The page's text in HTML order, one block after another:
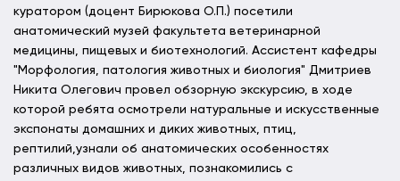
куратором (доцент Бирюкова О.П.) посетили
анатомический музей факультета ветеринарной
медицины, пищевых и биотехнологий. Ассистент кафедры
"Морфология, патология животных и биология" Дмитриев
Никита Олегович провел обзорную экскурсию, в ходе
которой ребята осмотрели натуральные и искусственные
экспонаты домашних и диких животных, птиц,
рептилий,узнали об анатомических особенностях
различных видов животных, познакомились с